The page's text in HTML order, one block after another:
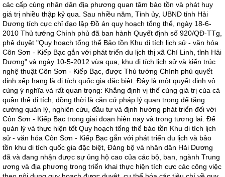
các cấp cùng nhân dân địa phương quan tâm bảo tồn và phát huy
giá trị nhiều thập kỷ qua. Sau nhiều năm, Tỉnh ủy, UBND tỉnh Hải
Dương tích cực chỉ đạo lập Ðồ án quy hoạch tổng thể, ngày 18-6-
2010 Thủ tướng Chính phủ đã ban hành Quyết định số 920/QÐ-TTg,
phê duyệt "Quy hoạch tổng thể Bảo tồn Khu di tích lịch sử - văn hóa
Côn Sơn - Kiếp Bạc gắn với phát triển du lịch thị xã Chí Linh, tỉnh Hải
Dương" và ngày 10-5-2012 vừa qua, khu di tích lịch sử và kiến trúc
nghệ thuật Côn Sơn - Kiếp Bạc, được Thủ tướng Chính phủ quyết
định xếp hạng là di tích quốc gia đặc biệt. Ðây là một quyết định vô
cùng ý nghĩa và rất quan trọng: Khẳng định vị thế cùng giá trị của cả
quần thể di tích, đồng thời là căn cứ pháp lý quan trọng để tăng
cường quản lý, nghiên cứu, đầu tư và định hướng phát triển đối với
Côn Sơn - Kiếp Bạc trong giai đoạn hiện nay và trong tương lai. Ðể
quản lý và thực hiện tốt Quy hoạch tổng thể bảo tồn Khu di tích lịch
sử - văn hóa Côn Sơn - Kiếp Bạc gắn với phát triển du lịch và bảo
tồn khu di tích quốc gia đặc biệt, Ðảng bộ và nhân dân Hải Dương
đã và đang nhận được sự ủng hộ cao của các bộ, ban, ngành Trung
ương và địa phương trong triển khai thực hiện tích cực các công việc